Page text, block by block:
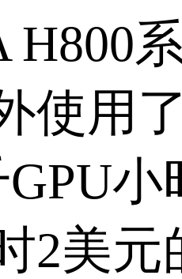
H800
使用
GPU小
2美元